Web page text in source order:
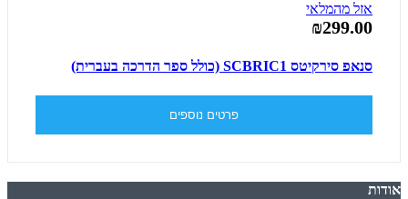
אזל מהמלאי
₪299.00
סנאפ סירקיטס SCBRIC1 (כולל ספר הדרכה בעברית)
פרטים נוספים
אודות